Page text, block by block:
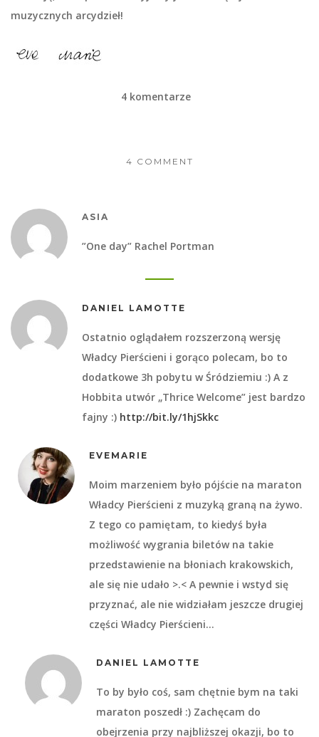
muzycznych arcydzieł!
4 komentarze
4 COMMENT
ASIA
”One day” Rachel Portman
DANIEL LAMOTTE
Ostatnio oglądałem rozszerzoną wersję
Władcy Pierścieni i gorąco polecam, bo to
dodatkowe 3h pobytu w Śródziemiu :) A z
Hobbita utwór „Thrice Welcome” jest bardzo
fajny :) http://bit.ly/1hjSkkc
EVEMARIE
Moim marzeniem było pójście na maraton
Władcy Pierścieni z muzyką graną na żywo.
Z tego co pamiętam, to kiedyś była
możliwość wygrania biletów na takie
przedstawienie na błoniach krakowskich,
ale się nie udało >.< A pewnie i wstyd się
przyznać, ale nie widziałam jeszcze drugiej
części Władcy Pierścieni…
DANIEL LAMOTTE
To by było coś, sam chętnie bym na taki
maraton poszedł :) Zachęcam do
obejrzenia przy najbliższej okazji, bo to